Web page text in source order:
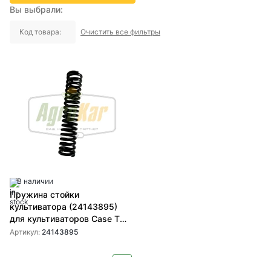
Вы выбрали:
Код товара: Очистить все фильтры
В наличии
Пружина стойки
культиватора (24143895)
для культиваторов Case TM
от SHOUP.
Артикул: 24143895